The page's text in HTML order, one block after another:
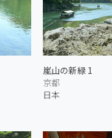
嵐山の新緑 1
京都
日本